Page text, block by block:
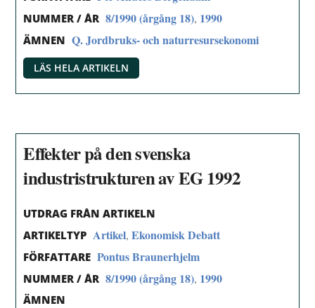
NUMMER / ÅR 8/1990 (årgång 18), 1990
ÄMNEN Q. Jordbruks- och naturresursekonomi
LÄS HELA ARTIKELN
Effekter på den svenska
industristrukturen av EG 1992
UTDRAG FRÅN ARTIKELN
ARTIKELTYP Artikel,Ekonomisk Debatt
FÖRFATTARE Pontus Braunerhjelm
NUMMER / ÅR 8/1990 (årgång 18), 1990
ÄMNEN